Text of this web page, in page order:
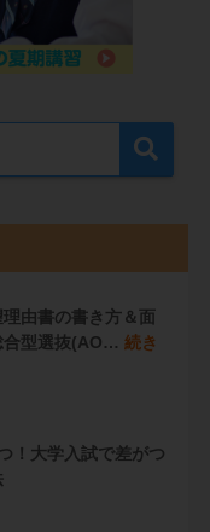
理由書の書き方＆面
合型選抜(AO… 続き
！大学入試で差がつ